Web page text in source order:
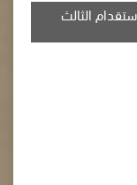
الثالث